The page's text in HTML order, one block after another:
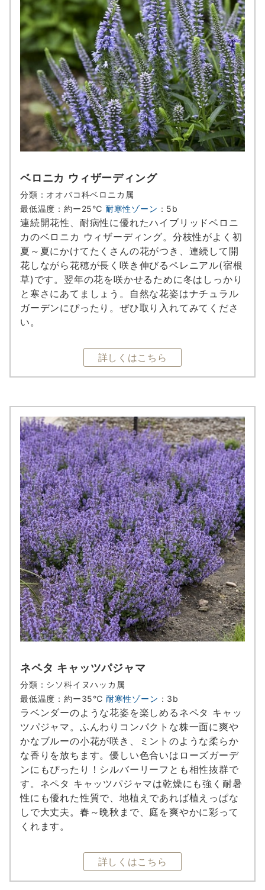
ベロニカ ウィザーディング
分類：オオバコ科ベロニカ属
最低温度：約ー25℃ 耐寒性ゾーン ：5b
連続開花性、耐病性に優れたハイブリッドベロニ
カのベロニカ ウィザーディング。分枝性がよく初
夏～夏にかけてたくさんの花がつき、連続して開
花しながら花穂が長く咲き伸びるペレニアル(宿根
草)です。翌年の花を咲かせるために冬はしっかり
と寒さにあてましょう。自然な花姿はナチュラル
ガーデンにぴったり。ぜひ取り入れてみてくださ
い。
詳しくはこちら
ネペタ キャッツパジャマ
分類：シソ科イヌハッカ属
最低温度：約ー35℃ 耐寒性ゾーン ：3b
ラベンダーのような花姿を楽しめるネペタ キャッ
ツパジャマ。ふんわりコンパクトな株一面に爽や
かなブルーの小花が咲き、ミントのような柔らか
な香りを放ちます。優しい色合いはローズガーデ
ンにもぴったり！シルバーリーフとも相性抜群で
す。ネペタ キャッツパジャマは乾燥にも強く耐暑
性にも優れた性質で、地植えであれば植えっぱな
しで大丈夫。春～晩秋まで、庭を爽やかに彩って
くれます。
詳しくはこちら